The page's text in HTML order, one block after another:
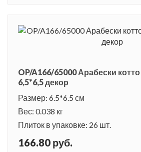
OP/A166/65000 Арабески
6,5*6,5 декор
Размер: 6.5*6.5 см
Вес: 0.038 кг
Плиток в упаковке: 26 шт.
166.80 руб.